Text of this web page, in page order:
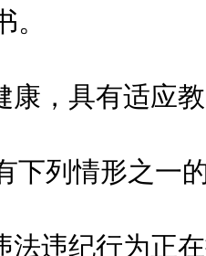
，具有适应教
列情形之一的
违纪行为正在